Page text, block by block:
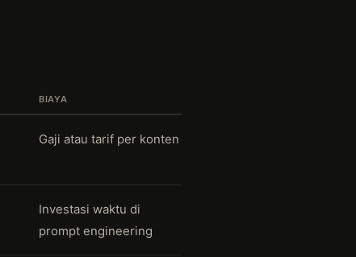
BIAYA
Gaji atau tarif per konten
Investasi waktu di
prompt engineering